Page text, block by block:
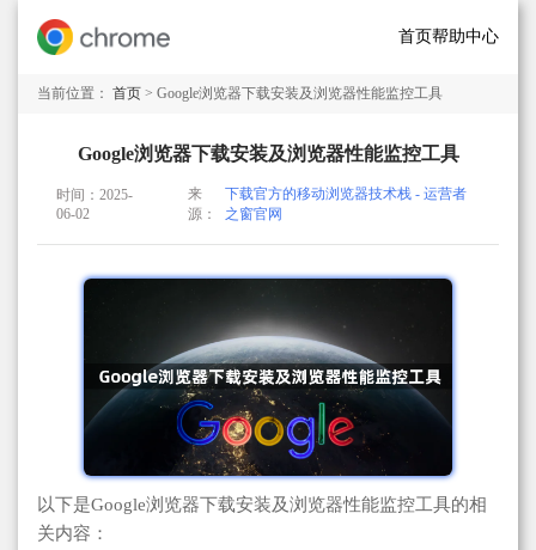
首页帮助中心
当前位置： 首页 > Google浏览器下载安装及浏览器性能监控工具
Google浏览器下载安装及浏览器性能监控工具
时间：2025-
06-02
来
源：
下载官方的移动浏览器技术栈 - 运营者
之窗官网
以下是Google浏览器下载安装及浏览器性能监控工具的相
关内容：